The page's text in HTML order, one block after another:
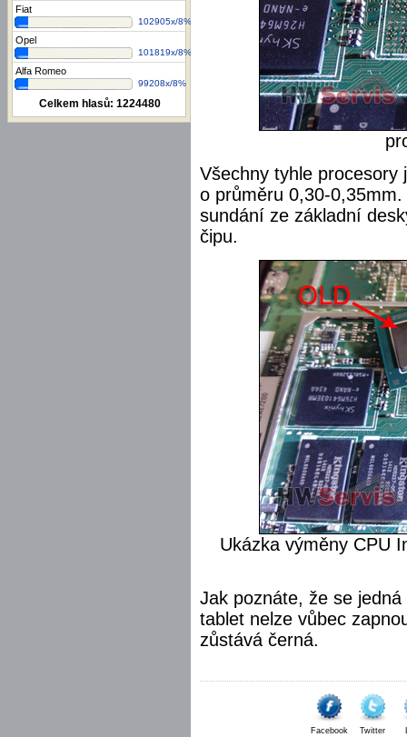
Fiat
102905x/8%
Opel
101819x/8%
Alfa Romeo
99208x/8%
Celkem hlasů: 1224480
Všechny tyhle procesory
o průměru 0,30-
sundání ze základní
čipu.
Ukázka výměny CPU
Jak poznáte, že se
tablet nelze vůbec
zůstává černá.
Facebook Twitter